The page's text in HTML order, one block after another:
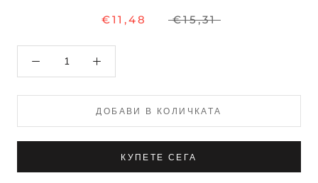
€11,48 €15,31
ДОБАВИ В КОЛИЧКАТА
КУПЕТЕ СЕГА